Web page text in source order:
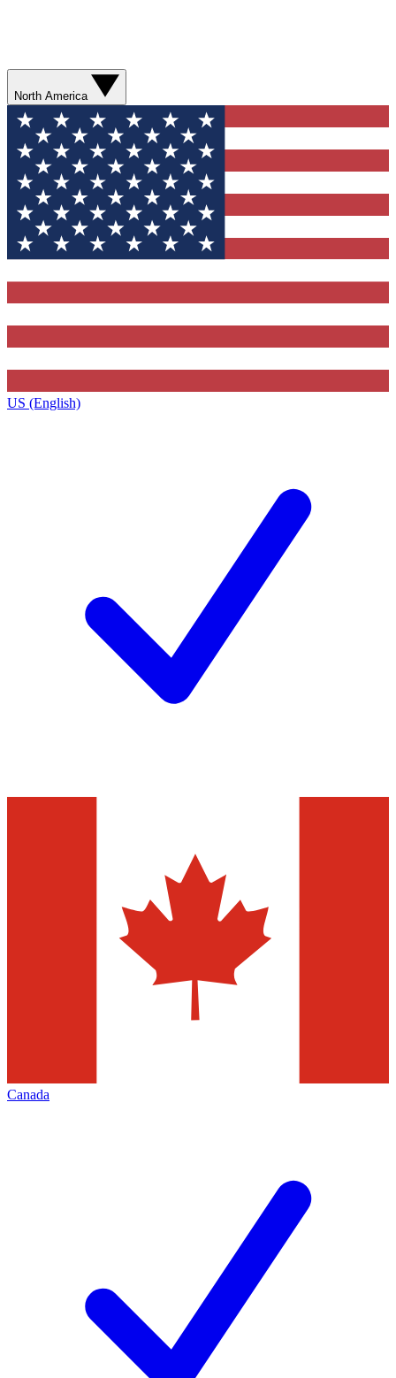
North America
US (English)
Canada